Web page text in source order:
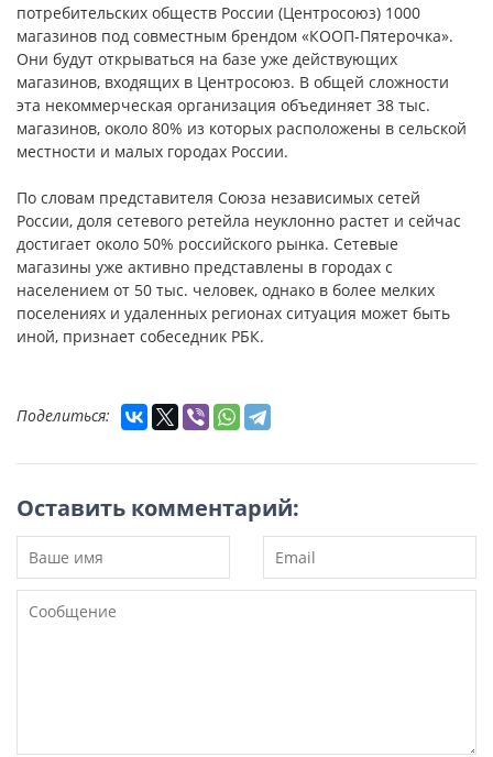
потребительских обществ России (Центросоюз) 1000
магазинов под совместным брендом «КООП-Пятерочка».
Они будут открываться на базе уже действующих
магазинов, входящих в Центросоюз. В общей сложности
эта некоммерческая организация объединяет 38 тыс.
магазинов, около 80% из которых расположены в сельской
местности и малых городах России.
По словам представителя Союза независимых сетей
России, доля сетевого ретейла неуклонно растет и сейчас
достигает около 50% российского рынка. Сетевые
магазины уже активно представлены в городах с
населением от 50 тыс. человек, однако в более мелких
поселениях и удаленных регионах ситуация может быть
иной, признает собеседник РБК.
Поделиться:
Оставить комментарий: